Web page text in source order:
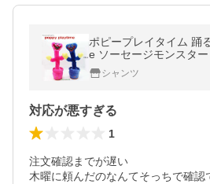
ポピープレイタイム 踊
e ソーセージモンスター
スイング おもちゃ ダン
デスク 車 装飾 ギフト 子
シャンツ
対応が悪すぎる
1
注文確認までが遅い
木曜に頼んだのなんてそっちで確認